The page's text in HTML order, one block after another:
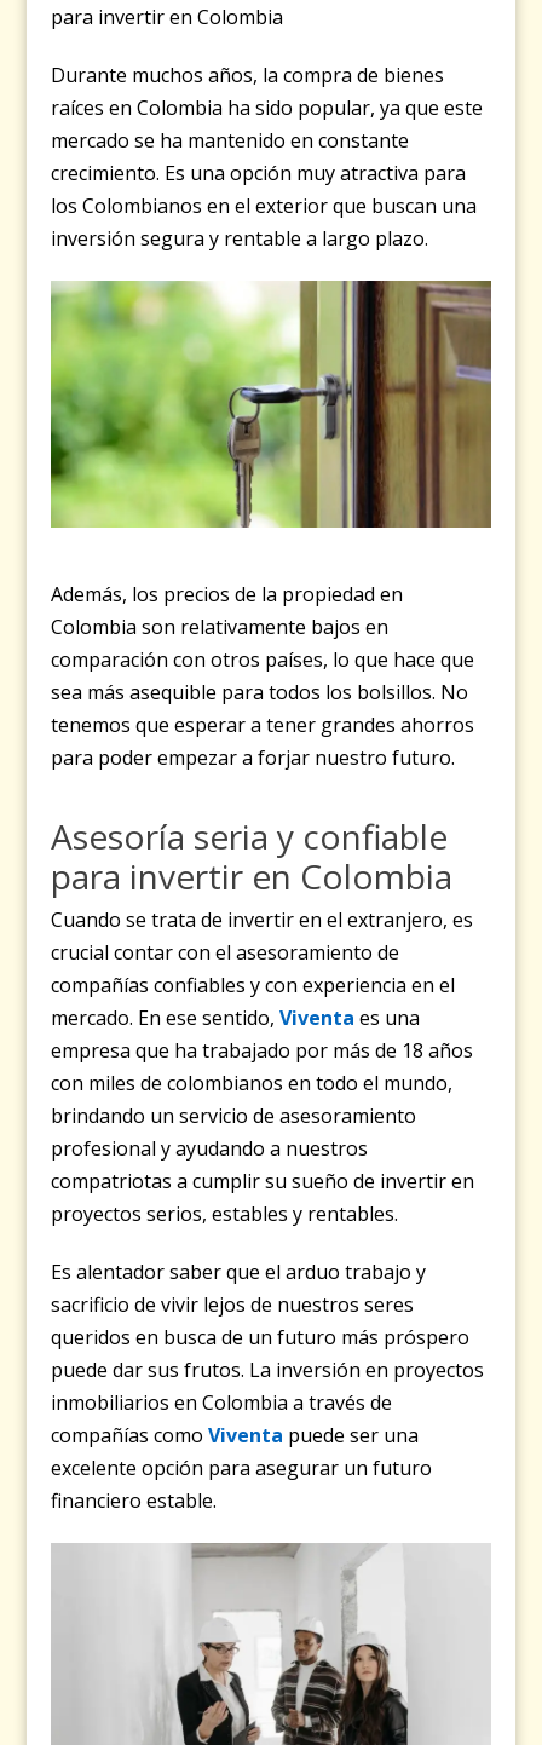
para invertir en Colombia
Durante muchos años, la compra de bienes
raíces en Colombia ha sido popular, ya que este
mercado se ha mantenido en constante
crecimiento. Es una opción muy atractiva para
los Colombianos en el exterior que buscan una
inversión segura y rentable a largo plazo.
Además, los precios de la propiedad en
Colombia son relativamente bajos en
comparación con otros países, lo que hace que
sea más asequible para todos los bolsillos. No
tenemos que esperar a tener grandes ahorros
para poder empezar a forjar nuestro futuro.
Asesoría seria y confiable
para invertir en Colombia
Cuando se trata de invertir en el extranjero, es
crucial contar con el asesoramiento de
compañías confiables y con experiencia en el
mercado. En ese sentido,Viventa es una
empresa que ha trabajado por más de 18 años
con miles de colombianos en todo el mundo,
brindando un servicio de asesoramiento
profesional y ayudando a nuestros
compatriotas a cumplir su sueño de invertir en
proyectos serios, estables y rentables.
Es alentador saber que el arduo trabajo y
sacrificio de vivir lejos de nuestros seres
queridos en busca de un futuro más próspero
puede dar sus frutos. La inversión en proyectos
inmobiliarios en Colombia a través de
compañías comoViventa puede ser una
excelente opción para asegurar un futuro
financiero estable.